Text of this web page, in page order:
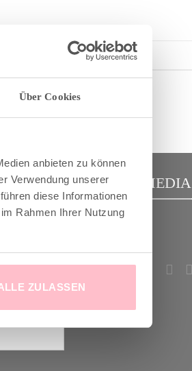
Über Cookies
anbieten zu können
Verwendung unserer
diese Informationen
Rahmen Ihrer Nutzung
ZULASSEN
SOCIAL MEDIA